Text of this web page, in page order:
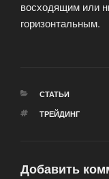
восходящим или
горизонтальным.
РУБРИКИ
СТАТЬИ
МЕТКИ
ТРЕЙДИНГ
Добавить